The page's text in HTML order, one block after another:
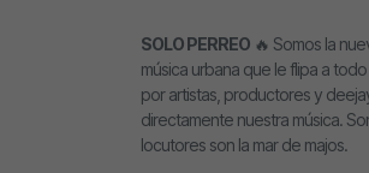
SOLO PERREO 🔥 Somos la
música urbana que le flipa a
por artistas, productores y
directamente nuestra música.
locutores son la mar de majos.